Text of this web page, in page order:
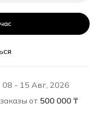
08 - 15 Авг, 2026
от 500 000 ₸